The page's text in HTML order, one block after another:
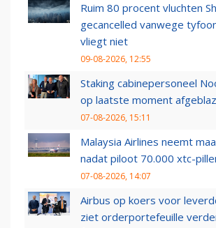
Ruim 80 procent vluchten
gecancelled vanwege
vliegt niet
09-08-2026, 12:55
Staking cabinepersoneel
op laatste moment
07-08-2026, 15:11
Malaysia Airlines neemt
nadat piloot 70.000 xtc-
07-08-2026, 14:07
Airbus op koers voor
ziet orderportefeuille